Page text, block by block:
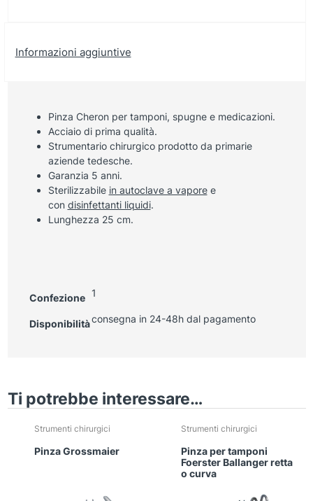
Informazioni aggiuntive
Pinza Cheron per tamponi, spugne e medicazioni.
Acciaio di prima qualità.
Strumentario chirurgico prodotto da primarie
aziende tedesche.
Garanzia 5 anni.
Sterilizzabile in autoclave a vaporee
con disinfettanti liquidi.
Lunghezza 25 cm.
Confezione 1
Disponibilitàconsegna in 24-48h dal pagamento
Ti potrebbe interessare…
Strumenti chirurgici
Pinza Grossmaier
Strumenti chirurgici
Pinza per tamponi
Foerster Ballanger retta
o curva